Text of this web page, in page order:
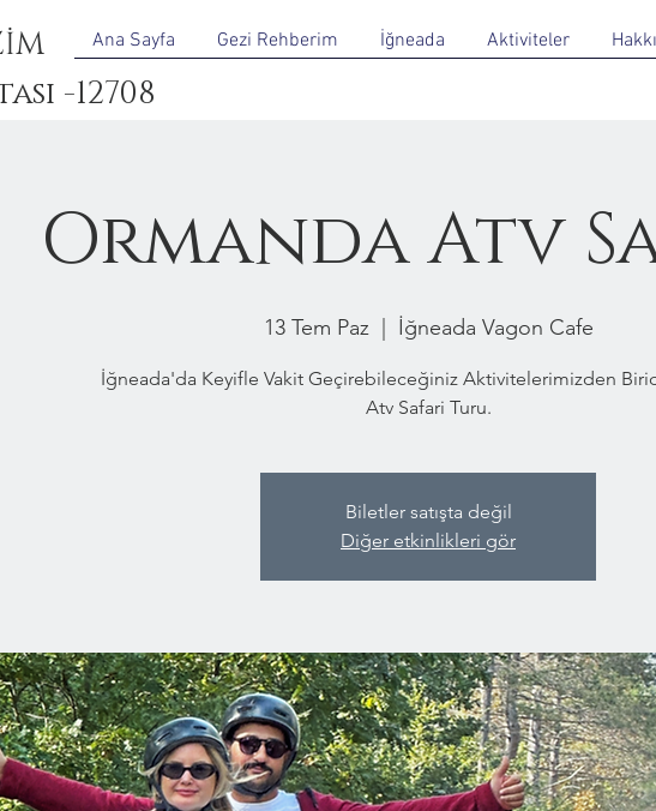
-12708
Ana Sayfa Gezi Rehberim İğneada Aktiviteler
Ormanda Atv
13 Tem Paz
  |
İğneada Vagon Cafe
İğneada'da Keyifle Vakit Geçirebileceğiniz Aktivitelerimizden
Atv Safari Turu.
Biletler satışta değil
Diğer etkinlikleri gör